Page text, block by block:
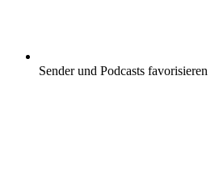
Sender und Podcasts favorisieren